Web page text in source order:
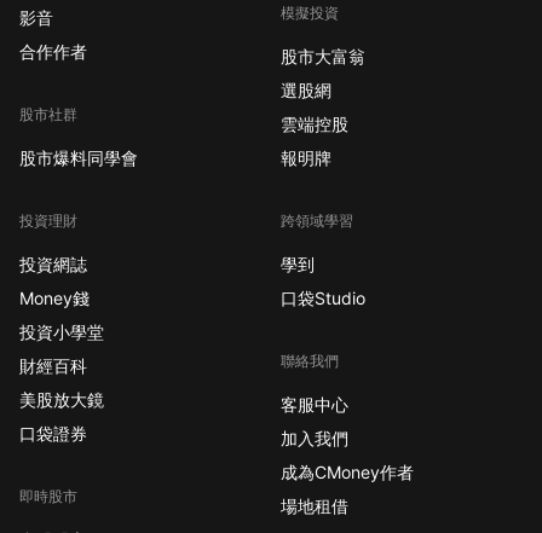
影音
合作作者
股市社群
股市爆料同學會
投資理財
投資網誌
Money錢
投資小學堂
財經百科
美股放大鏡
口袋證券
即時股市
模擬投資
股市大富翁
選股網
雲端控股
報明牌
跨領域學習
學到
口袋Studio
聯絡我們
客服中心
加入我們
成為CMoney作者
場地租借